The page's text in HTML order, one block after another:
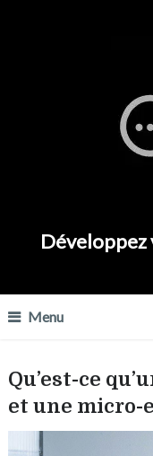
Développez
Menu
Qu’est-ce
et une micro-